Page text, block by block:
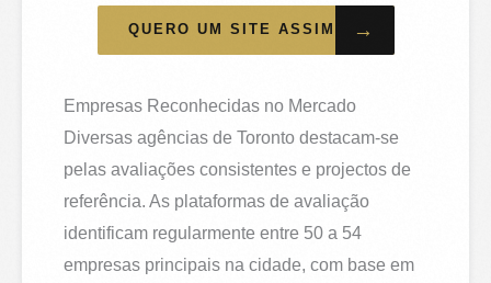
QUERO UM SITE ASSIM →
Empresas Reconhecidas no Mercado
Diversas agências de Toronto destacam-se
pelas avaliações consistentes e projectos de
referência. As plataformas de avaliação
identificam regularmente entre 50 a 54
empresas principais na cidade, com base em